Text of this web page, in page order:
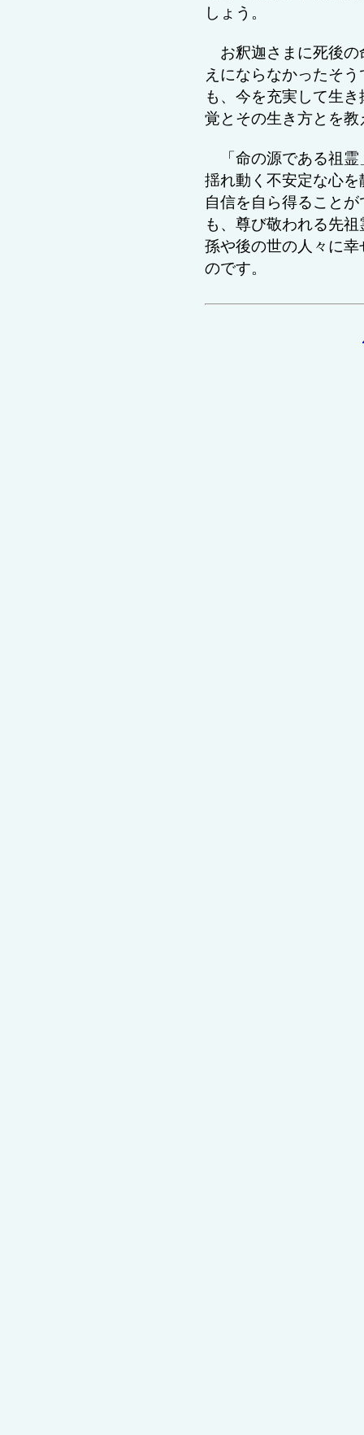
しょう。
お釈迦さまに死後
えにならなかったそう
も、今を充実して生
覚とその生き方とを
「命の源である祖霊
揺れ動く不安定な心
自信を自ら得ること
も、尊び敬われる先
孫や後の世の人々に
のです。